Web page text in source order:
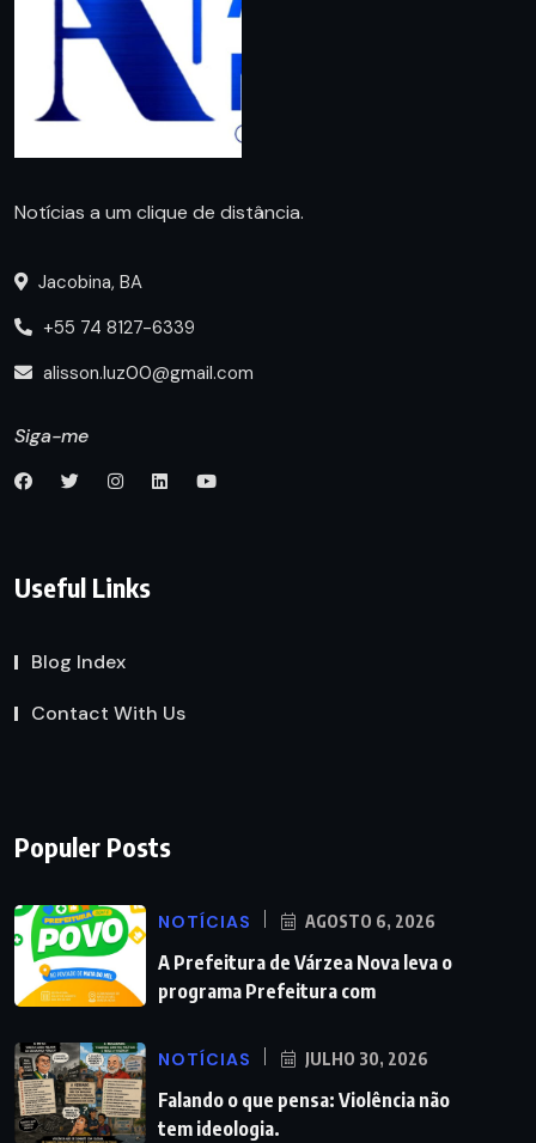
Notícias a um clique de distância.
Jacobina, BA
+55 74 8127-6339
alisson.luz00@gmail.com
Siga-me
Useful Links
Blog Index
Contact With Us
Populer Posts
NOTÍCIAS AGOSTO 6, 2026
A Prefeitura de Várzea Nova leva o
programa Prefeitura com
NOTÍCIAS JULHO 30, 2026
Falando o que pensa: Violência não
tem ideologia.